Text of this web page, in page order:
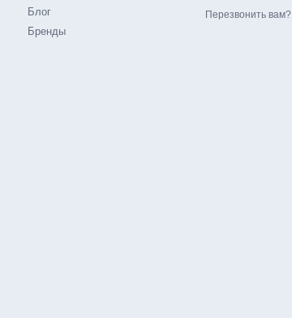
Блог
Бренды
Перезвонить вам?